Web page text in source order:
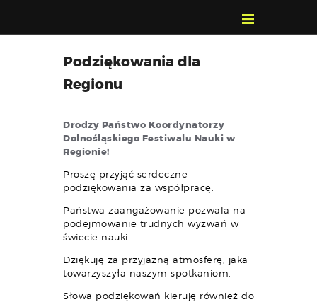
POZNAJ, POLUB,
PAMIĘTAJ!
O FESTIWALU
KONTAKT
WYSZUKIWARKA
WYDARZEŃ
Podziękowania dla
Regionu
Drodzy Państwo Koordynatorzy
Dolnośląskiego Festiwalu Nauki w
Regionie!
Proszę przyjąć serdeczne
podziękowania za współpracę.
Państwa zaangażowanie pozwala na
podejmowanie trudnych wyzwań w
świecie nauki.
Dziękuję za przyjazną atmosferę, jaka
towarzyszyła naszym spotkaniom.
Słowa podziękowań kieruję również do